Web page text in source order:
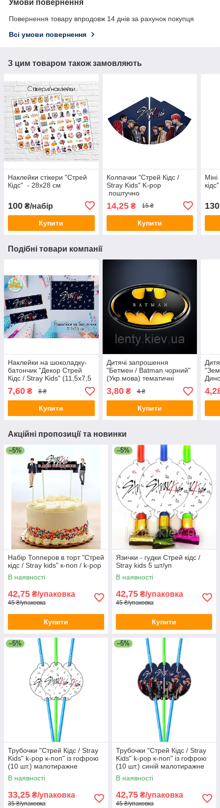
Умови повернення
Повернення товару впродовж 14 днів за рахунок покупця
Всі умови повернення
З цим товаром також замовляють
Наклейки стікери "Стрей
Кідс" - 28х28 см
100 ₴/набір
Купити
Колпачки "Стрей Кідс /
Stray Kids" K-pop
поштучно
14,25₴ 15 ₴
Купити
130
Подібні товари компанії
Наклейки на шоколадку-
батончик "Декор Стрей
Кідс / Stray Kids" (11,5х7,5
см) тематичні —
малотиражне видання-
7,60 ₴ 8 ₴
Купити
Дитячі запрошення
"Бетмен / Batman чорний"
(Укр.мова) тематичні
(малотиражні)-
3,80₴ 4 ₴
Купити
Акційні пропозиції та новинки
–5%
Набір Топперов в торт "Стрей
кідс / Stray kids" к-поп / k-pop
В наявності
42,75 ₴/упаковка
45 ₴/упаковка
Купити
–5%
Язички - гудки Стрей кідс /
Stray kids 5 шт/уп
В наявності
42,75 ₴/упаковка
45 ₴/упаковка
Купити
–5%
Трубочки "Стрей Кідс / Stray
Kids" k-pop к-поп" із гофрою
(10 шт.) малотиражне
видання
В наявності
33,25 ₴/упаковка
35 ₴/упаковка
–5%
Трубочки "Стрей Кідс / Stray
Kids" k-pop к-поп" із гофрою
(10 шт.) синій малотиражне
видання
В наявності
42,75 ₴/упаковка
45 ₴/упаковка